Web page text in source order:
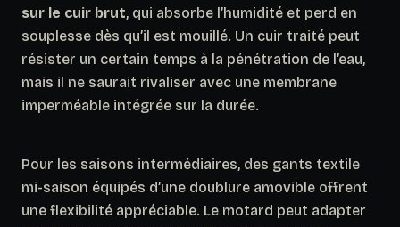
sur le cuir brut, qui absorbe l’humidité et perd en
souplesse dès qu’il est mouillé. Un cuir traité peut
résister un certain temps à la pénétration de l’eau,
mais il ne saurait rivaliser avec une membrane
imperméable intégrée sur la durée.
Pour les saisons intermédiaires, des gants textile
mi-saison équipés d’une doublure amovible offrent
une flexibilité appréciable. Le motard peut adapter